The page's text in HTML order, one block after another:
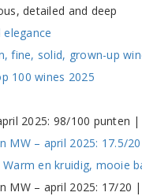
detailed and deep
fine, solid, grown-up
100 wines 2025
2025: 98/100 punten
MW – april 2025: 17.5/
en kruidig, mooie
MW – april 2025: 17/20